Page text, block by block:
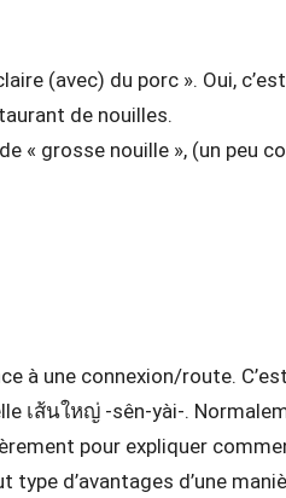
(avec) du porc ». Oui,
de nouilles.
« grosse nouille », (un peu
à une connexion/route.
เส้นใหญ่ -sên-yài-.
pour expliquer
d’avantages d’une